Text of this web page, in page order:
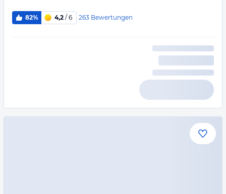
82% 4,2 / 6 263 Bewertungen